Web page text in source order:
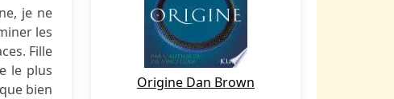
je ne
les
Fille
le plus
bien
Origine Dan Brown